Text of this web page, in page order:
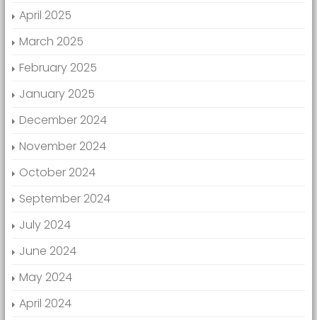
April 2025
March 2025
February 2025
January 2025
December 2024
November 2024
October 2024
September 2024
July 2024
June 2024
May 2024
April 2024